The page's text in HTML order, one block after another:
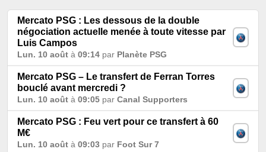
Mercato PSG : Les dessous de la double
négociation actuelle menée à toute vitesse par
Luis Campos
Lun. 10 août à 09:14 par Planète PSG
Mercato PSG – Le transfert de Ferran Torres
bouclé avant mercredi ?
Lun. 10 août à 09:05 par Canal Supporters
Mercato PSG : Feu vert pour ce transfert à 60
M€
Lun. 10 août à 09:03 par Foot Sur 7